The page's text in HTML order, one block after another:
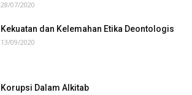
28/07/2020
Kekuatan dan Kelemahan Etika Deontologis
13/09/2020
Korupsi Dalam Alkitab